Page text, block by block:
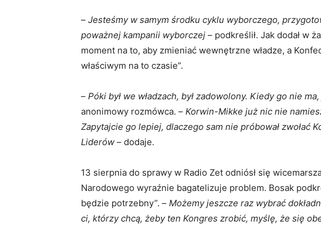
– Jesteśmy w samym środku cyklu wyborczego,
poważnej kampanii wyborczej – podkreślił. Jak dodał w
moment na to, aby zmieniać wewnętrzne władze, a
właściwym na to czasie”.
– Póki był we władzach, był zadowolony. Kiedy go nie
anonimowy rozmówca. – Korwin-Mikke już nic nie
Zapytajcie go lepiej, dlaczego sam nie próbował zwołać
Liderów – dodaje.
13 sierpnia do sprawy w Radio Zet odniósł się
Narodowego wyraźnie bagatelizuje problem. Bosak
będzie potrzebny”. – Możemy jeszcze raz wybrać
ci, którzy chcą, żeby ten Kongres zrobić, myślę, że się